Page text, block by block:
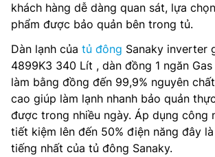
khách hàng dễ dàng quan sát, lựa
phẩm được bảo quản bên trong tủ.
Dàn lạnh của tủ đông Sanaky inverter
4899K3 340 Lít , dàn đồng 1 ngăn
làm bằng đồng đến 99,9% nguyên
cao giúp làm lạnh nhanh bảo quản
được trong nhiều ngày. Áp dụng công
tiết kiệm lên đến 50% điện năng đây
tiếng nhất của tủ đông Sanaky.